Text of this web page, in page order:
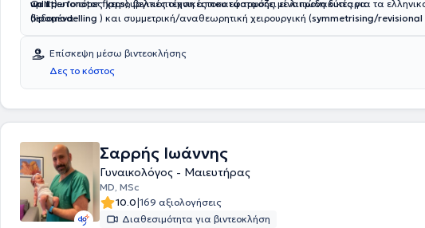
wall perforator flaps), βελτιοποίηση αποκατάστασης με λιπώδη κύτταρα
(lipomodelling ) και συμμετρική/αναθεωρητική χειρουργική (symmetrising/revisional
uplift).
Οι πρωτοπόρες χειρουργικές τεχνικές που εφαρμόζει είναι μοναδικές για τα ελληνικά
δεδομένα.
Επίσκεψη μέσω βιντεοκλήσης
Δες το κόστος
Σαρρής Ιωάννης
Γυναικολόγος - Μαιευτήρας
MD, MSc
10.0|169 αξιολογήσεις
Διαθεσιμότητα για βιντεοκλήση